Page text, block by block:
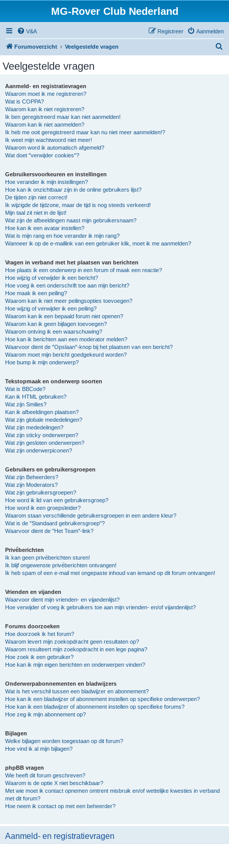
MG-Rover Club Nederland
V&A Aanmelden
Registreer
Forumoverzicht Veelgestelde vragen
Veelgestelde vragen
Aanmeld- en registratievragen
Waarom moet ik me registreren?
Wat is COPPA?
Waarom kan ik niet registreren?
Ik ben geregistreerd maar kan niet aanmelden!
Waarom kan ik niet aanmelden?
Ik heb me ooit geregistreerd maar kan nu niet meer aanmelden!?
Ik weet mijn wachtwoord niet meer!
Waarom word ik automatisch afgemeld?
Wat doet "verwijder cookies"?
Gebruikersvoorkeuren en instellingen
Hoe verander ik mijn instellingen?
Hoe kan ik onzichtbaar zijn in de online gebruikers lijst?
De tijden zijn niet correct!
Ik wijzigde de tijdzone, maar de tijd is nog steeds verkeerd!
Mijn taal zit niet in de lijst!
Wat zijn de afbeeldingen naast mijn gebruikersnaam?
Hoe kan ik een avatar instellen?
Wat is mijn rang en hoe verander ik mijn rang?
Wanneer ik op de e-maillink van een gebruiker klik, moet ik me aanmelden?
Vragen in verband met het plaatsen van berichten
Hoe plaats ik een onderwerp in een forum of maak een reactie?
Hoe wijzig of verwijder ik een bericht?
Hoe voeg ik een onderschrift toe aan mijn bericht?
Hoe maak ik een peiling?
Waarom kan ik niet meer peilingsopties toevoegen?
Hoe wijzig of verwijder ik een peiling?
Waarom kan ik een bepaald forum niet openen?
Waarom kan ik geen bijlagen toevoegen?
Waarom ontving ik een waarschuwing?
Hoe kan ik berichten aan een moderator melden?
Waarvoor dient de "Opslaan"-knop bij het plaatsen van een bericht?
Waarom moet mijn bericht goedgekeurd worden?
Hoe bump ik mijn onderwerp?
Tekstopmaak en onderwerp soorten
Wat is BBCode?
Kan ik HTML gebruiken?
Wat zijn Smilies?
Kan ik afbeeldingen plaatsen?
Wat zijn globale mededelingen?
Wat zijn mededelingen?
Wat zijn sticky onderwerpen?
Wat zijn gesloten onderwerpen?
Wat zijn onderwerpiconen?
Gebruikers en gebruikersgroepen
Wat zijn Beheerders?
Wat zijn Moderators?
Wat zijn gebruikersgroepen?
Hoe word ik lid van een gebruikersgroep?
Hoe word ik een groepsleider?
Waarom staan verschillende gebruikersgroepen in een andere kleur?
Wat is de "Standaard gebruikersgroep"?
Waarvoor dient de "Het Team"-link?
Privéberichten
Ik kan geen privéberichten sturen!
Ik blijf ongewenste privéberichten ontvangen!
Ik heb spam of een e-mail met ongepaste inhoud van iemand op dit forum ontvangen!
Vrienden en vijanden
Waarvoor dient mijn vrienden- en vijandenlijst?
Hoe verwijder of voeg ik gebruikers toe aan mijn vrienden- en/of vijandenlijst?
Forums doorzoeken
Hoe doorzoek ik het forum?
Waarom levert mijn zoekopdracht geen resultaten op?
Waarom resulteert mijn zoekopdracht in een lege pagina?
Hoe zoek ik een gebruiker?
Hoe kan ik mijn eigen berichten en onderwerpen vinden?
Onderwerpabonnementen en bladwijzers
Wat is het verschil tussen een bladwijzer en abonnement?
Hoe kan ik een bladwijzer of abonnement instellen op specifieke onderwerpen?
Hoe kan ik een bladwijzer of abonnement instellen op specifieke forums?
Hoe zeg ik mijn abonnement op?
Bijlagen
Welke bijlagen worden toegestaan op dit forum?
Hoe vind ik al mijn bijlagen?
phpBB vragen
Wie heeft dit forum geschreven?
Waarom is de optie X niet beschikbaar?
Met wie moet ik contact opnemen omtrent misbruik en/of wettelijke kwesties in verband
met dit forum?
Hoe neem ik contact op met een beheerder?
Aanmeld- en registratievragen